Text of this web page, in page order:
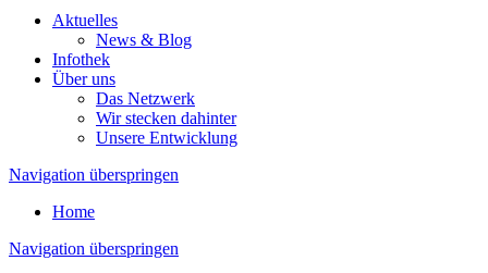
Aktuelles
News & Blog
Infothek
Über uns
Das Netzwerk
Wir stecken dahinter
Unsere Entwicklung
Navigation überspringen
Home
Navigation überspringen